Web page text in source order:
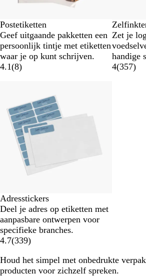
Postetiketten
Geef uitgaande pakketten een
persoonlijk tintje met etiketten
waar je op kunt schrijven.
4.1(8)
Zet je
handige
4(357)
Adresstickers
Deel je adres op etiketten met
aanpasbare ontwerpen voor
specifieke branches.
4.7(339)
Houd het simpel met onbedrukte
producten voor zichzelf spreken.